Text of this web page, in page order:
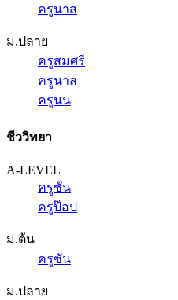
ครูนาส
ม.ปลาย
ครูสมศรี
ครูนาส
ครูนน
ชีววิทยา
A-LEVEL
ครูซัน
ครูป๊อป
ม.ต้น
ครูซัน
ม.ปลาย